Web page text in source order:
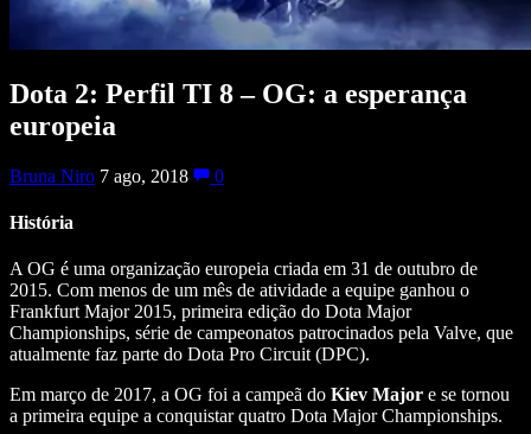
Dota 2: Perfil TI 8 – OG: a esperança
europeia
Bruna Niro 7 ago, 2018 0
História
A OG é uma organização europeia criada em 31 de outubro de
2015. Com menos de um mês de atividade a equipe ganhou o
Frankfurt Major 2015, primeira edição do Dota Major
Championships, série de campeonatos patrocinados pela Valve, que
atualmente faz parte do Dota Pro Circuit (DPC).
Em março de 2017, a OG foi a campeã do Kiev Major e se tornou
a primeira equipe a conquistar quatro Dota Major Championships.